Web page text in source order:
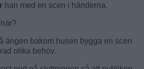
han med en scen i händerna.
ängen bakom husen bygga en scen
olika behov.